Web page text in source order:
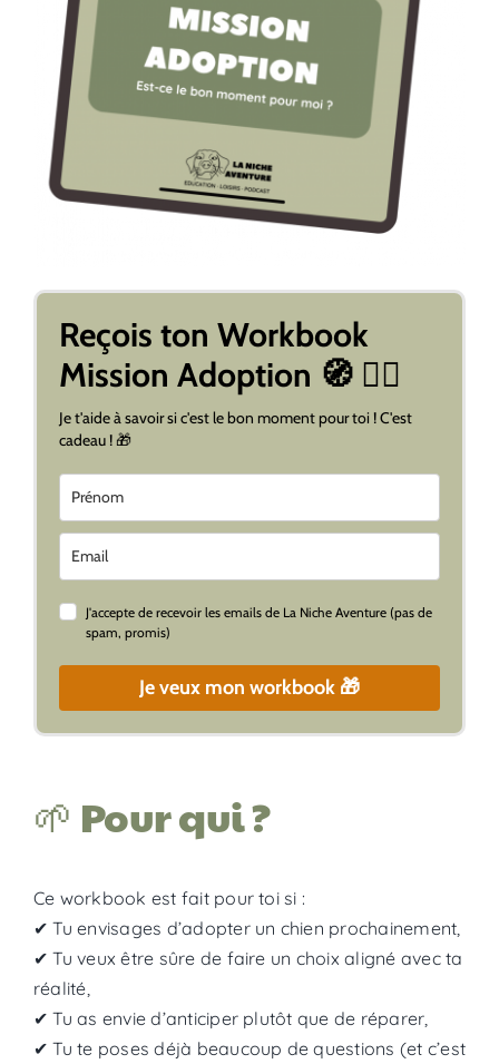
Reçois ton Workbook
Mission Adoption 🧭 👇🏼
Je t'aide à savoir si c'est le bon moment pour toi ! C'est
cadeau ! 🎁
J'accepte de recevoir les emails de La Niche Aventure (pas de
spam, promis)
Je veux mon workbook 🎁
🌱 Pour qui ?
Ce workbook est fait pour toi si :
✔ Tu envisages d’adopter un chien prochainement,
✔ Tu veux être sûre de faire un choix aligné avec ta
réalité,
✔ Tu as envie d’anticiper plutôt que de réparer,
✔ Tu te poses déjà beaucoup de questions (et c’est